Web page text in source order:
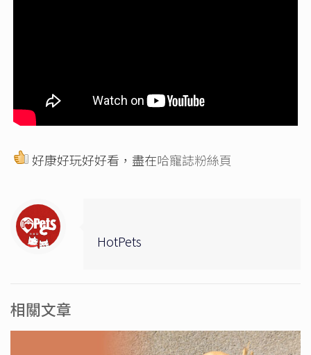
好康好玩好好看，盡在哈寵誌粉絲頁
HotPets
相關文章